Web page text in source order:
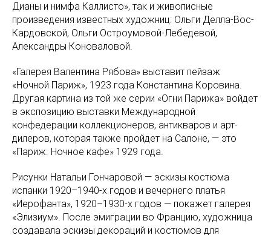
Дианы и нимфа Каллисто», так и живописные
произведения известных художниц: Ольги Делла-Вос-
Кардовской, Ольги Остроумовой-Лебедевой,
Александры Коноваловой.
«Галерея Валентина Рябова» выставит пейзаж
«Ночной Париж», 1923 года Константина Коровина.
Другая картина из той же серии «Огни Парижа» войдет
в экспозицию выставки Международной
конфедерации коллекционеров, антикваров и арт-
дилеров, которая также пройдет на Салоне, — это
«Париж. Ночное кафе» 1929 года.
Рисунки Натальи Гончаровой — эскизы костюма
испанки 1920–1940-х годов и вечернего платья
«Иерофанта», 1920–1930-х годов — покажет галерея
«Элизиум». После эмиграции во Францию, художница
создавала эскизы декораций и костюмов для